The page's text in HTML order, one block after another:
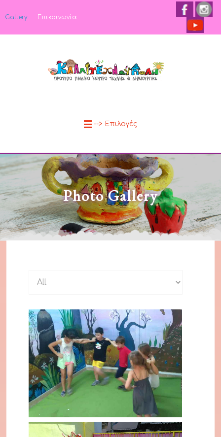
Gallery Επικοινωνία
--> Επιλογές
Photo Gallery